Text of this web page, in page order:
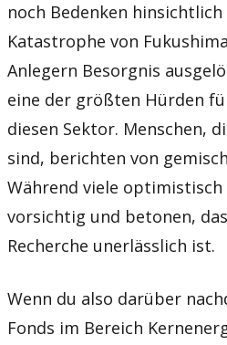
noch Bedenken
Katastrophe von
Anlegern Besorgnis
eine der größten Hürden
diesen Sektor. Menschen,
sind, berichten von
Während viele
vorsichtig und betonen,
Recherche unerlässlich ist.
Wenn du also darüber
Fonds im Bereich